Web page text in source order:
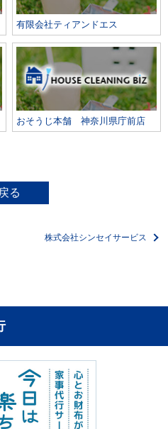
有限会社ティアンドエス
おそうじ本舗 神奈川県庁前店
戻る
株式会社シンセイサービス